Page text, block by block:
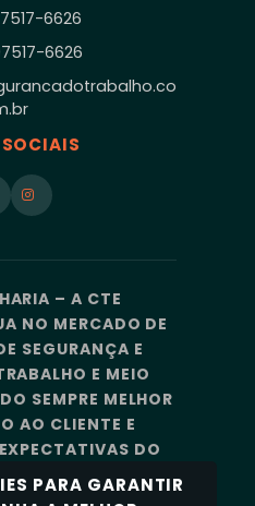
6626
6626
SOCIAIS
– A CTE
NO MERCADO DE
SEGURANÇA E
E MEIO
SEMPRE MELHOR
AO CLIENTE E
DO
ENGENHARIA
EQUIPE DE
PARA GARANTIR